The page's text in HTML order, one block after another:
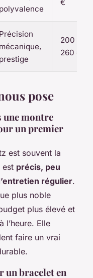
polyvalence
€
Précision
mécanique,
prestige
200 -
260 €
pose
montre
un premier
est souvent la
est précis, peu
régulier.
plus noble
plus élevé et
l’heure. Elle
faire un vrai
un bracelet en